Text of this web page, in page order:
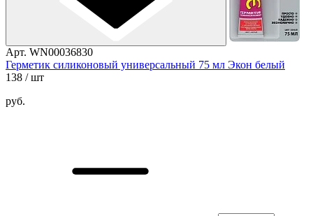
Арт. WN00036830
Герметик силиконовый универсальный 75 мл Экон белый
138 / шт
руб.